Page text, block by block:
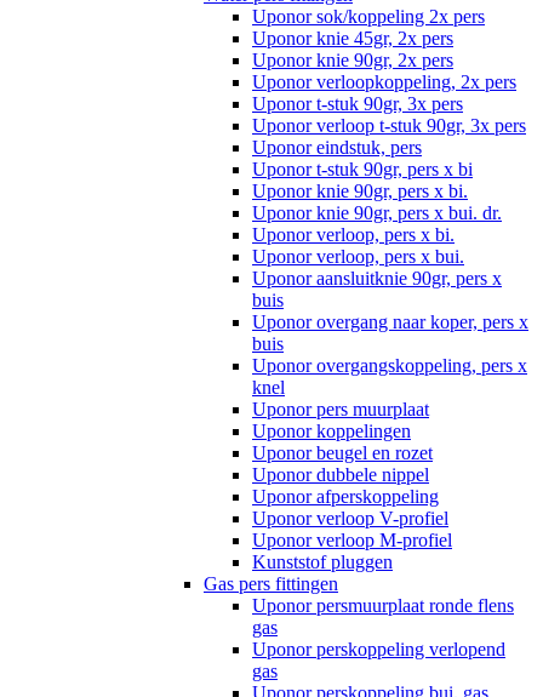
Uponor sok/koppeling 2x pers
Uponor knie 45gr, 2x pers
Uponor knie 90gr, 2x pers
Uponor verloopkoppeling, 2x pers
Uponor t-stuk 90gr, 3x pers
Uponor verloop t-stuk 90gr, 3x pers
Uponor eindstuk, pers
Uponor t-stuk 90gr, pers x bi
Uponor knie 90gr, pers x bi.
Uponor knie 90gr, pers x bui. dr.
Uponor verloop, pers x bi.
Uponor verloop, pers x bui.
Uponor aansluitknie 90gr, pers x
buis
Uponor overgang naar koper, pers x
buis
Uponor overgangskoppeling, pers x
knel
Uponor pers muurplaat
Uponor koppelingen
Uponor beugel en rozet
Uponor dubbele nippel
Uponor afperskoppeling
Uponor verloop V-profiel
Uponor verloop M-profiel
Kunststof pluggen
Gas pers fittingen
Uponor persmuurplaat ronde flens
gas
Uponor perskoppeling verlopend
gas
Uponor perskoppeling bui. gas